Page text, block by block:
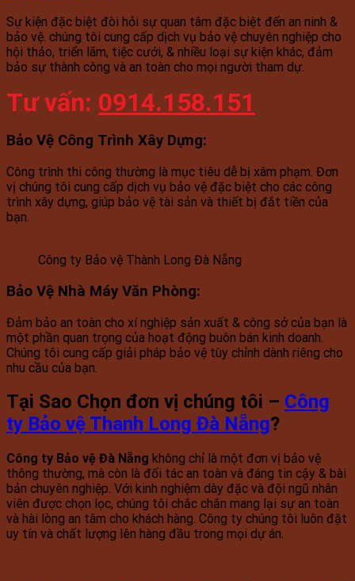
Sự kiện đặc biệt đòi hỏi sự quan tâm đặc biệt đến an ninh &
bảo vệ. chúng tôi cung cấp dịch vụ bảo vệ chuyên nghiệp cho
hội thảo, triển lãm, tiệc cưới, & nhiều loại sự kiện khác, đảm
bảo sự thành công và an toàn cho mọi người tham dự.
Tư vấn: 0914.158.151
Bảo Vệ Công Trình Xây Dựng:
Công trình thi công thường là mục tiêu dễ bị xâm phạm. Đơn
vị chúng tôi cung cấp dịch vụ bảo vệ đặc biệt cho các công
trình xây dựng, giúp bảo vệ tài sản và thiết bị đắt tiền của
bạn.
Công ty Bảo vệ Thành Long Đà Nẵng
Bảo Vệ Nhà Máy Văn Phòng:
Đảm bảo an toàn cho xí nghiệp sản xuất & công sở của bạn là
một phần quan trọng của hoạt động buôn bán kinh doanh.
Chúng tôi cung cấp giải pháp bảo vệ tùy chỉnh dành riêng cho
nhu cầu của bạn.
Tại Sao Chọn đơn vị chúng tôi – Công
ty Bảo vệ Thanh Long Đà Nẵng?
Công ty Bảo vệ Đà Nẵng không chỉ là một đơn vị bảo vệ
thông thường, mà còn là đối tác an toàn và đáng tin cậy & bài
bản chuyên nghiệp. Với kinh nghiệm dày đặc và đội ngũ nhân
viên được chọn lọc, chúng tôi chắc chắn mang lại sự an toàn
và hài lòng an tâm cho khách hàng. Công ty chúng tôi luôn đặt
uy tín và chất lượng lên hàng đầu trong mọi dự án.